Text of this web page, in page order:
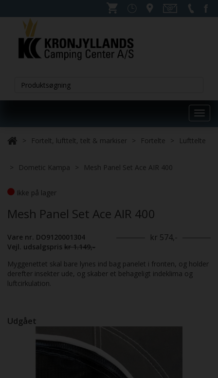
Fortelt, lufttelt, telt & markiser Fortelte Lufttelte
Dometic Kampa Mesh Panel Set Ace AIR 400
Ikke på lager
Mesh Panel Set Ace AIR 400
Vare nr. DO9120001304
Vejl. udsalgspris kr 1.149,-
kr 574,-
Myggenettet skal bare lynes ind bag panelet i fronten, og holder
derefter insekter ude, og skaber et behageligt indeklima og
luftcirkulation.
Udgået